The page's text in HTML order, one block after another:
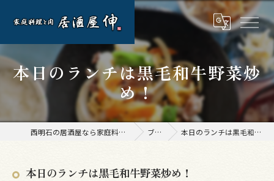
本日のランチは黒毛和牛野菜炒
め！
西明石の居酒屋なら家庭料理と肉 居酒屋 伸 ブログ 本日のランチは黒毛和牛野菜炒め！
本日のランチは黒毛和牛野菜炒め！